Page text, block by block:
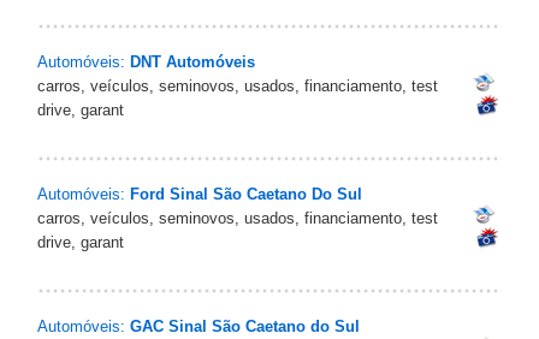
Automóveis: DNT Automóveis
carros, veículos, seminovos, usados, financiamento, test
drive, garant
Automóveis: Ford Sinal São Caetano Do Sul
carros, veículos, seminovos, usados, financiamento, test
drive, garant
Automóveis: GAC Sinal São Caetano do Sul